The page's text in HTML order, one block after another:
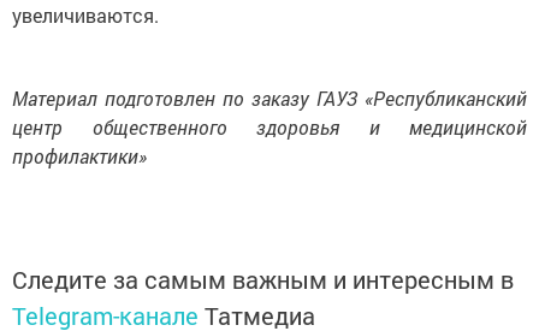
увеличиваются.
Материал подготовлен по заказу ГАУЗ «Республиканский
центр общественного здоровья и медицинской
профилактики»
Следите за самым важным и интересным в
Telegram-канале Татмедиа